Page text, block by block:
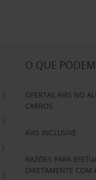
O QUE
OFERTAS AVIS NO
CARROS
AVIS INCLUSIVE
RAZÕES PARA
DIRETAMENTE COM